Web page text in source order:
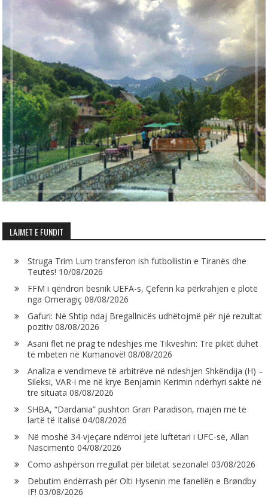
LAJMET E FUNDIT
Struga Trim Lum transferon ish futbollistin e Tiranës dhe
Teutës! 10/08/2026
FFM i qëndron besnik UEFA-s, Çeferin ka përkrahjen e plotë
nga Omeragiç 08/08/2026
Gafuri: Në Shtip ndaj Bregallnicës udhëtojmë për një rezultat
pozitiv 08/08/2026
Asani flet në prag të ndeshjes me Tikveshin: Tre pikët duhet
të mbeten në Kumanovë! 08/08/2026
Analiza e vendimeve të arbitrëve në ndeshjen Shkëndija (H) –
Sileksi, VAR-i me në krye Benjamin Kerimin ndërhyri saktë në
tre situata 08/08/2026
SHBA, “Dardania” pushton Gran Paradison, majën më të
lartë të Italisë 04/08/2026
Në moshë 34-vjeçare ndërroi jetë luftëtari i UFC-së, Allan
Nascimento 04/08/2026
Como ashpërson rregullat për biletat sezonale! 03/08/2026
Debutim ëndërrash për Olti Hysenin me fanellën e Brøndby
IF! 03/08/2026